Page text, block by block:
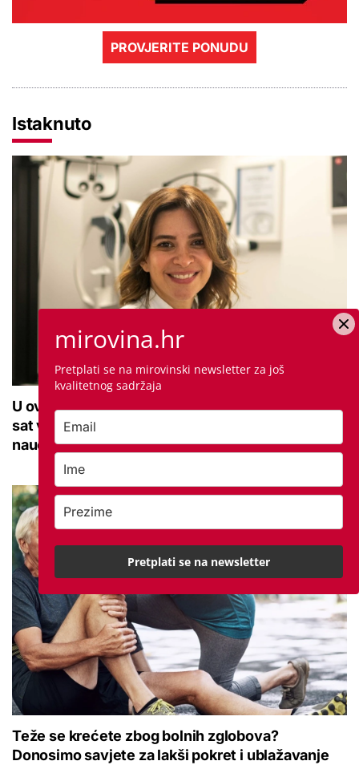
PROVJERITE PONUDU
Istaknuto
U ovoj optici rade najdetaljniji pregled vida, traje
sat vremena: Bila sam na njemu, evo što me
naučio
Teže se krećete zbog bolnih zglobova?
Donosimo savjete za lakši pokret i ublažavanje
mirovina.hr
Pretplati se na mirovinski newsletter za još
kvalitetnog sadržaja
Pretplati se na newsletter